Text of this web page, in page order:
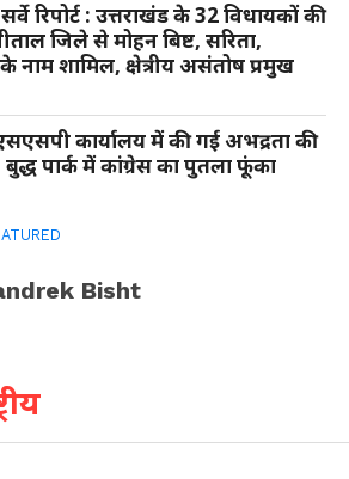
रिपोर्ट : उत्तराखंड के 32 विधायकों की
जिले से मोहन बिष्ट, सरिता,
नाम शामिल, क्षेत्रीय असंतोष प्रमुख
कार्यालय में की गई अभद्रता की
पार्क में कांग्रेस का पुतला फूंका
Bisht